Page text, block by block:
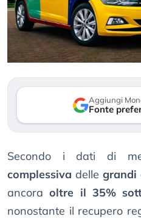
Aggiungi
Fonte
Secondo i dati di
complessiva delle grandi
ancoraoltre il 35%
nonostante il recupero